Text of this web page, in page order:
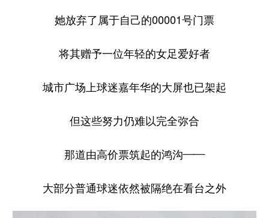
她放弃了属于自己的00001号门票
将其赠予一位年轻的女足爱好者
城市广场上球迷嘉年华的大屏也已架起
但这些努力仍难以完全弥合
那道由高价票筑起的鸿沟——
大部分普通球迷依然被隔绝在看台之外